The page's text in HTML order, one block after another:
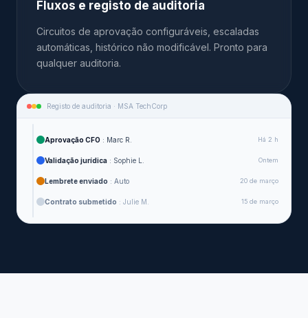
Fluxos e registo de auditoria
Circuitos de aprovação configuráveis, escaladas
automáticas, histórico não modificável. Pronto para
qualquer auditoria.
Registo de auditoria · MSA TechCorp
Aprovação CFO : Marc R. Há 2 h
Validação jurídica : Sophie L. Ontem
Lembrete enviado : Auto 20 de março
Contrato submetido : Julie M. 15 de março